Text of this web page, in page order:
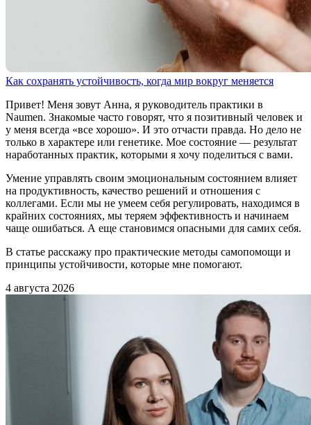
Как сохранять устойчивость, когда мир вокруг меняется
Привет! Меня зовут Анна, я руководитель практики в
Naumen. Знакомые часто говорят, что я позитивный человек и
у меня всегда «все хорошо». И это отчасти правда. Но дело не
только в характере или генетике. Мое состояние — результат
наработанных практик, которыми я хочу поделиться с вами.
Умение управлять своим эмоциональным состоянием влияет
на продуктивность, качество решений и отношения с
коллегами. Если мы не умеем себя регулировать, находимся в
крайних состояниях, мы теряем эффективность и начинаем
чаще ошибаться. А еще становимся опасными для самих себя.
В статье расскажу про практические методы самопомощи и
принципы устойчивости, которые мне помогают.
4 августа 2026